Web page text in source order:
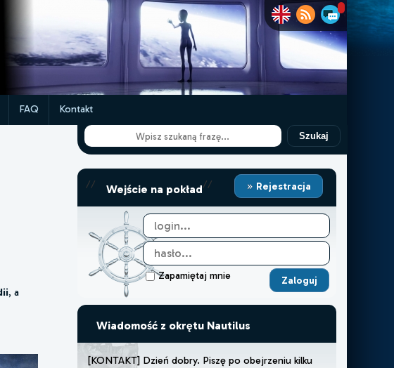
FAQ Kontakt
, a
Szukaj
// Wejście na pokład// Rejestracja
Zapamiętaj mnie
Wiadomość z okrętu Nautilus
[KONTAKT] Dzień dobry. Piszę po obejrzeniu kilku